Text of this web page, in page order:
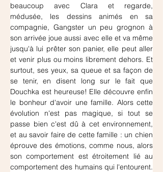
beaucoup avec Clara et regarde,
médusée, les dessins animés en sa
compagnie, Gangster un peu grognon à
son arrivée joue aussi avec elle et va même
jusqu'à lui prêter son panier, elle peut aller
et venir plus ou moins librement dehors. Et
surtout, ses yeux, sa queue et sa façon de
se tenir, en disent long sur le fait que
Douchka est heureuse! Elle découvre enfin
le bonheur d'avoir une famille. Alors cette
évolution n'est pas magique, si tout se
passe bien c'est dû à cet environnement,
et au savoir faire de cette famille : un chien
éprouve des émotions, comme nous, alors
son comportement est étroitement lié au
comportement des humains qui l'entourent.